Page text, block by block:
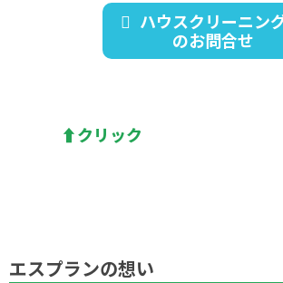
ハウスクリーニン
のお問合せ
⬆︎クリック
エスプランの想い